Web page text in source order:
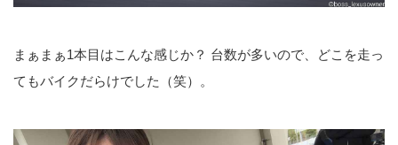
まぁまぁ1本目はこんな感じか？ 台数が多いので、どこを走っ
てもバイクだらけでした（笑）。